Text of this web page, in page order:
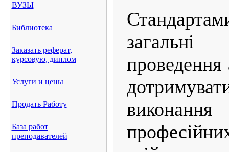
ВУЗЫ
Библиотека
Заказать реферат,
курсовую, диплом
Услуги и цены
Продать Работу
База работ
преподавателей
проведення